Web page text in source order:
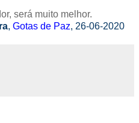
será muito melhor.
, Gotas de Paz, 26-06-2020